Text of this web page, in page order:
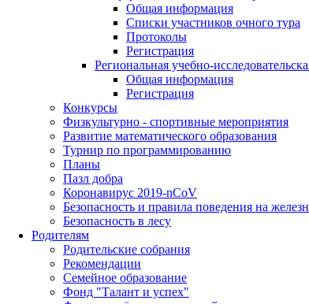
Общая информация
Списки участников очного тура
Протоколы
Регистрация
Региональная учебно-
Общая информация
Регистрация
Конкурсы
Физкультурно - спортивные мероприятия
Развитие математического образования
Турнир по программированию
Планы
Пазл добра
Коронавирус 2019-nCoV
Безопасность и правила поведения на
Безопасность в лесу
Родителям
Родительские собрания
Рекомендации
Семейное образование
Фонд "Талант и успех"